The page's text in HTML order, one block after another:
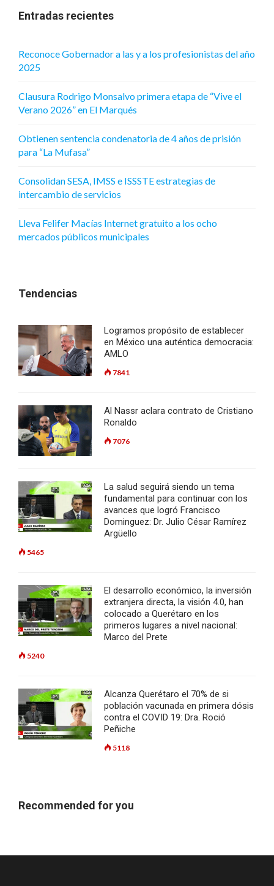
Entradas recientes
Reconoce Gobernador a las y a los profesionistas del año
2025
Clausura Rodrigo Monsalvo primera etapa de “Vive el
Verano 2026” en El Marqués
Obtienen sentencia condenatoria de 4 años de prisión
para “La Mufasa”
Consolidan SESA, IMSS e ISSSTE estrategias de
intercambio de servicios
Lleva Felifer Macías Internet gratuito a los ocho
mercados públicos municipales
Tendencias
Logramos propósito de establecer
en México una auténtica democracia:
AMLO
7841
Al Nassr aclara contrato de Cristiano
Ronaldo
7076
La salud seguirá siendo un tema
fundamental para continuar con los
avances que logró Francisco
Dominguez: Dr. Julio César Ramírez
Argüello
5465
El desarrollo económico, la inversión
extranjera directa, la visión 4.0, han
colocado a Querétaro en los
primeros lugares a nivel nacional:
Marco del Prete
5240
Alcanza Querétaro el 70% de si
población vacunada en primera dósis
contra el COVID 19: Dra. Roció
Peñiche
5118
Recommended for you